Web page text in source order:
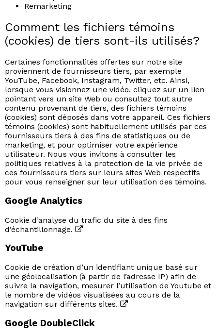
Remarketing
Comment les fichiers témoins
(cookies) de tiers sont-ils utilisés?
Certaines fonctionnalités offertes sur notre site
proviennent de fournisseurs tiers, par exemple
YouTube, Facebook, Instagram, Twitter, etc. Ainsi,
lorsque vous visionnez une vidéo, cliquez sur un lien
pointant vers un site Web ou consultez tout autre
contenu provenant de tiers, des fichiers témoins
(cookies) sont déposés dans votre appareil. Ces fichiers
témoins (cookies) sont habituellement utilisés par ces
fournisseurs tiers à des fins de statistiques ou de
marketing, et pour optimiser votre expérience
utilisateur. Nous vous invitons à consulter les
politiques relatives à la protection de la vie privée de
ces fournisseurs tiers sur leurs sites Web respectifs
pour vous renseigner sur leur utilisation des témoins.
Google Analytics
Cookie d’analyse du trafic du site à des fins
d’échantillonnage.
YouTube
Cookie de création d’un identifiant unique basé sur
une géolocalisation (à partir de l’adresse IP) afin de
suivre la navigation, mesurer l’utilisation de Youtube et
le nombre de vidéos visualisées au cours de la
navigation sur différents sites.
Google DoubleClick